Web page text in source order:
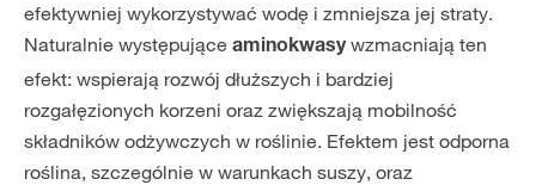
efektywniej wykorzystywać wodę i zmniejsza jej straty.
Naturalnie występujące aminokwasywzmacniają ten
efekt: wspierają rozwój dłuższych i bardziej
rozgałęzionych korzeni oraz zwiększają mobilność
składników odżywczych w roślinie. Efektem jest odporna
roślina, szczególnie w warunkach suszy, oraz